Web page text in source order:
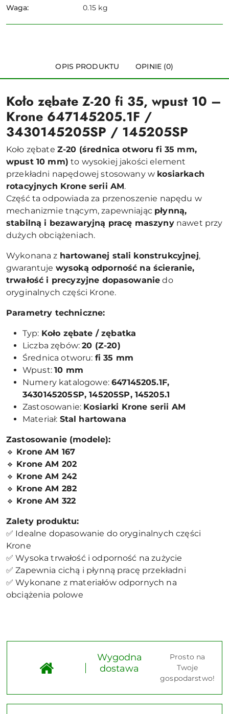
Waga: 0.15 kg
OPIS PRODUKTU OPINIE (0)
Koło zębate Z-20 fi 35, wpust 10 –
Krone 647145205.1F /
3430145205SP / 145205SP
Koło zębate Z-20 (średnica otworu fi 35 mm,
wpust 10 mm) to wysokiej jakości element
przekładni napędowej stosowany w kosiarkach
rotacyjnych Krone serii AM.
Część ta odpowiada za przenoszenie napędu w
mechanizmie tnącym, zapewniając płynną,
stabilną i bezawaryjną pracę maszynynawet przy
dużych obciążeniach.
Wykonana z hartowanej stali konstrukcyjnej,
gwarantuje wysoką odporność na ścieranie,
trwałość i precyzyjne dopasowanie do
oryginalnych części Krone.
Parametry techniczne:
Typ: Koło zębate / zębatka
Liczba zębów:20 (Z-20)
Średnica otworu: fi 35 mm
Wpust:10 mm
Numery katalogowe:647145205.1F,
3430145205SP, 145205SP, 145205.1
Zastosowanie: Kosiarki Krone serii AM
Materiał: Stal hartowana
Zastosowanie (modele):
🔹 Krone AM 167
🔹 Krone AM 202
🔹 Krone AM 242
🔹 Krone AM 282
🔹 Krone AM 322
Zalety produktu:
✅ Idealne dopasowanie do oryginalnych części
Krone
✅ Wysoka trwałość i odporność na zużycie
✅ Zapewnia cichą i płynną pracę przekładni
✅ Wykonane z materiałów odpornych na
obciążenia polowe
Wygodna
dostawa
Prosto na
Twoje
gospodarstwo!